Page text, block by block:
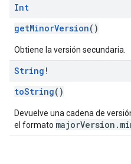
Int
getMinorVersion()
Obtiene la versión secundaria.
String !
toString()
Devuelve una cadena de
el formato